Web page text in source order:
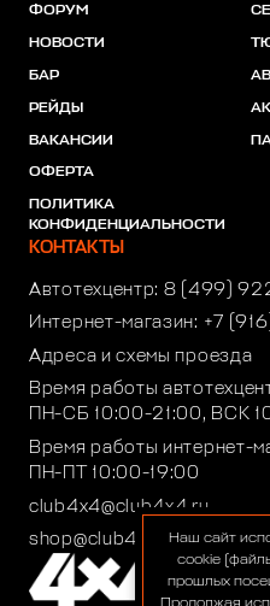
ФОРУМ
НОВОСТИ
БАР
РЕЙДЫ
ВАКАНСИИ
ОФЕРТА
ПОЛИТИКА
КОНФИДЕНЦИАЛЬНОСТИ
КОНТАКТЫ
Автотехцентр: 8 (499)
Интернет-магазин: +7
Адреса и схемы проезда
Время работы
ПН-СБ 10:00-21:00, ВСК
Время работы интернет-
ПН-ПТ 10:00-19:00
club4x4@club4x4.ru
shop@club4x4.ruНаш сайт
cookie
прошлых